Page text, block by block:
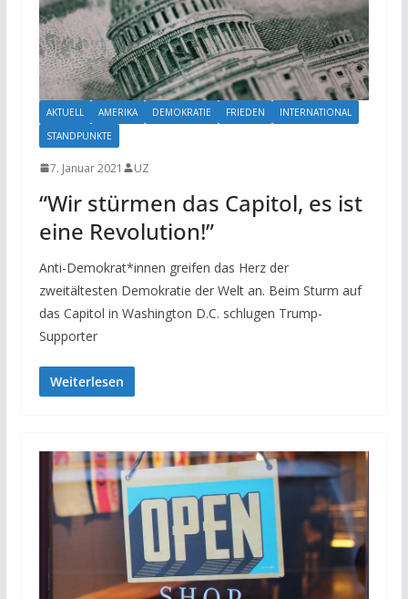
AKTUELL AMERIKA DEMOKRATIE FRIEDEN
INTERNATIONAL
STANDPUNKTE
7. Januar 2021 UZ
“Wir stürmen das Capitol, es ist
eine Revolution!”
Anti-Demokrat*innen greifen das Herz der
zweitältesten Demokratie der Welt an. Beim Sturm auf
das Capitol in Washington D.C. schlugen Trump-
Supporter
Weiterlesen